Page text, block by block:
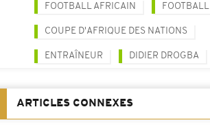
FOOTBALL AFRICAIN FOOTBALL
COUPE D'AFRIQUE DES NATIONS
ENTRAÎNEUR DIDIER DROGBA
ARTICLES CONNEXES